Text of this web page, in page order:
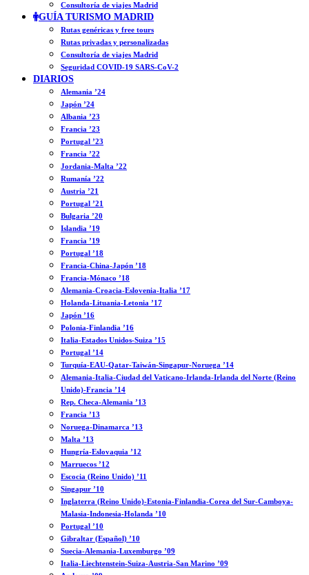
Consultoría de viajes Madrid
GUÍA TURISMO MADRID
Rutas genéricas y free tours
Rutas privadas y personalizadas
Consultoría de viajes Madrid
Seguridad COVID-19 SARS-CoV-2
DIARIOS
Alemania ’24
Japón ’24
Albania ’23
Francia ’23
Portugal ’23
Francia ’22
Jordania-Malta ’22
Rumanía ’22
Austria ’21
Portugal ’21
Bulgaria ’20
Islandia ’19
Francia ’19
Portugal ’18
Francia-China-Japón ’18
Francia-Mónaco ’18
Alemania-Croacia-Eslovenia-Italia ’17
Holanda-Lituania-Letonia ’17
Japón ’16
Polonia-Finlandia ’16
Italia-Estados Unidos-Suiza ’15
Portugal ’14
Turquía-EAU-Qatar-Taiwán-Singapur-Noruega ’14
Alemania-Italia-Ciudad del Vaticano-Irlanda-Irlanda del Norte (Reino
Unido)-Francia ’14
Rep. Checa-Alemania ’13
Francia ’13
Noruega-Dinamarca ’13
Malta ’13
Hungría-Eslovaquia ’12
Marruecos ’12
Escocia (Reino Unido) ’11
Singapur ’10
Inglaterra (Reino Unido)-Estonia-Finlandia-Corea del Sur-Camboya-
Malasia-Indonesia-Holanda ’10
Portugal ’10
Gibraltar (Español) ’10
Suecia-Alemania-Luxemburgo ’09
Italia-Liechtenstein-Suiza-Austria-San Marino ’09